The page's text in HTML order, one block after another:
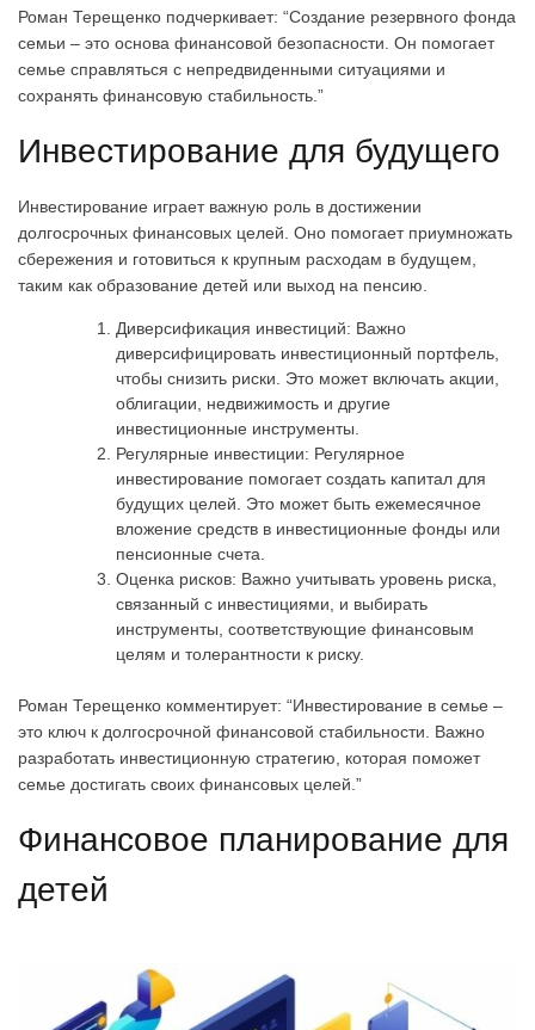
Роман Терещенко подчеркивает: “Создание резервного фонда
семьи – это основа финансовой безопасности. Он помогает
семье справляться с непредвиденными ситуациями и
сохранять финансовую стабильность.”
Инвестирование для будущего
Инвестирование играет важную роль в достижении
долгосрочных финансовых целей. Оно помогает приумножать
сбережения и готовиться к крупным расходам в будущем,
таким как образование детей или выход на пенсию.
Диверсификация инвестиций: Важно
диверсифицировать инвестиционный портфель,
чтобы снизить риски. Это может включать акции,
облигации, недвижимость и другие
инвестиционные инструменты.
Регулярные инвестиции: Регулярное
инвестирование помогает создать капитал для
будущих целей. Это может быть ежемесячное
вложение средств в инвестиционные фонды или
пенсионные счета.
Оценка рисков: Важно учитывать уровень риска,
связанный с инвестициями, и выбирать
инструменты, соответствующие финансовым
целям и толерантности к риску.
Роман Терещенко комментирует: “Инвестирование в семье –
это ключ к долгосрочной финансовой стабильности. Важно
разработать инвестиционную стратегию, которая поможет
семье достигать своих финансовых целей.”
Финансовое планирование для
детей